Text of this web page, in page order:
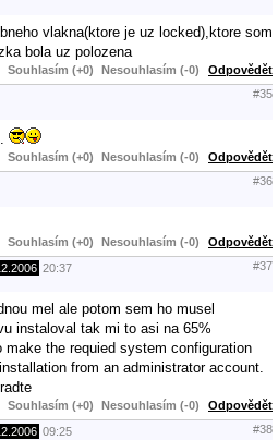
vlakna(ktore je uz locked),ktore som
bola uz polozena
Souhlasím (+0) Nesouhlasím (-0) Odpovědět
#35
Souhlasím (+0) Nesouhlasím (-0) Odpovědět
#36
Souhlasím (+0) Nesouhlasím (-0) Odpovědět
20:37 #37
mel ale potom sem ho musel
instaloval tak mi to asi na 65%
the requied system configuration
from an administrator account.
Souhlasím (+0) Nesouhlasím (-0) Odpovědět
09:25 #38